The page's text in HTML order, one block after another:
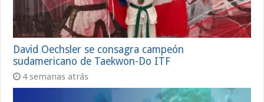
David Oechsler se consagra campeón
sudamericano de Taekwon-Do ITF
4 semanas atrás